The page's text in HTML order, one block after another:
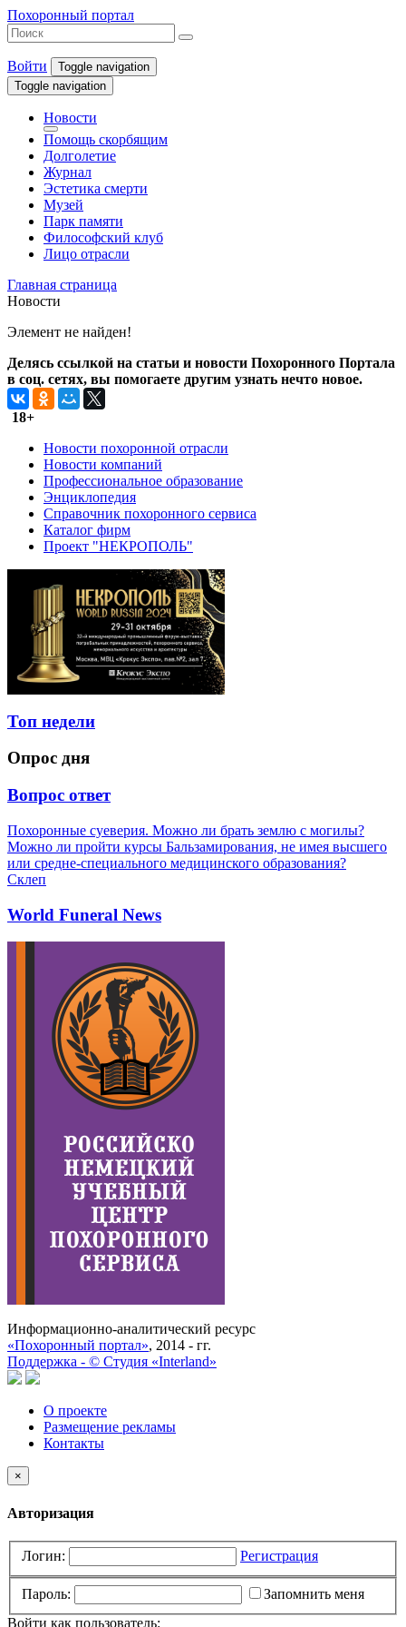
Похоронный портал
Войти
Toggle navigation
Toggle navigation
Новости
Помощь скорбящим
Долголетие
Журнал
Эстетика смерти
Музей
Парк памяти
Философский клуб
Лицо отрасли
Главная страница
Новости
Элемент не найден!
Делясь ссылкой на статьи и новости Похоронного Портала
в соц. сетях, вы помогаете другим узнать нечто новое.
18+
Новости похоронной отрасли
Новости компаний
Профессиональное образование
Энциклопедия
Справочник похоронного сервиса
Каталог фирм
Проект "НЕКРОПОЛЬ"
Топ недели
Опрос дня
Вопрос ответ
Похоронные суеверия. Можно ли брать землю с могилы?
Можно ли пройти курсы Бальзамирования, не имея высшего
или средне-специального медицинского образования?
Склеп
World Funeral News
Информационно-аналитический ресурс
«Похоронный портал», 2014 - гг.
Поддержка - © Cтудия «Interland»
О проекте
Размещение рекламы
Контакты
×
Авторизация
Логин: Регистрация
Пароль:
Запомнить меня
Войти как пользователь: